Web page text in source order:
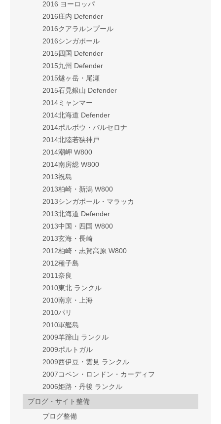
2016 ヨーロッパ
2016庄内 Defender
2016クアラルンプール
2016シンガポール
2015四国 Defender
2015九州 Defender
2015燧ヶ岳・尾瀬
2015石見銀山 Defender
2014ミャンマー
2014北海道 Defender
2014ポルボウ・バルセロナ
2014北陸若狭神戸
2014潮岬 W800
2014南房総 W800
2013祝島
2013柏崎・新潟 W800
2013シンガポール・マラッカ
2013北海道 Defender
2013中国・四国 W800
2013玄海・長崎
2012柏崎・志賀高原 W800
2012種子島
2011奈良
2010東北 ランクル
2010南京・上海
2010パリ
2010軍艦島
2009羊蹄山 ランクル
2009ポルトガル
2009西伊豆・雲見 ランクル
2007コペン・ロンドン・カーディフ
2006姫路・丹後 ランクル
ブログ・サイト整備
ブログ整備